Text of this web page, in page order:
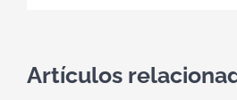
Artículos